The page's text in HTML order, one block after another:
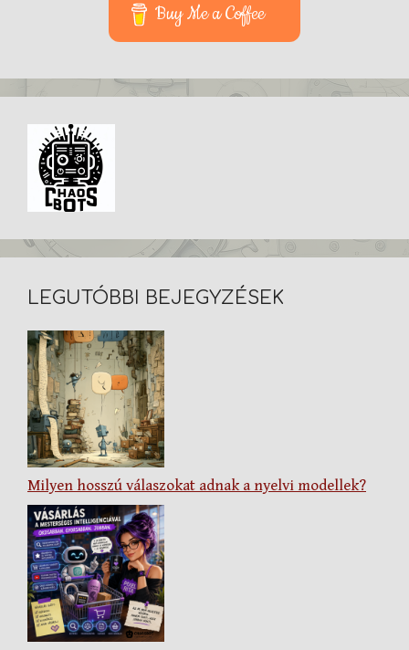
Buy Me a Coffee
LEGUTÓBBI BEJEGYZÉSEK
Milyen hosszú válaszokat adnak a nyelvi modellek?